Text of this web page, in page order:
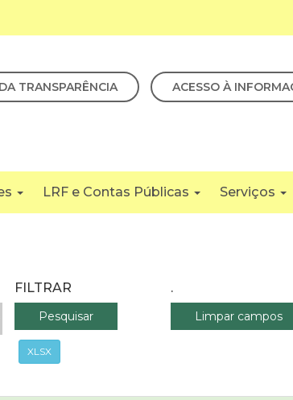
TRANSPARÊNCIA ACESSO À
LRF e Contas Públicas Serviços
FILTRAR .
XLSX